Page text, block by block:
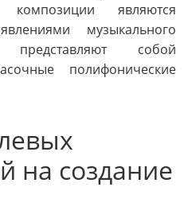
являются
музыкального
представляют собой
полифонические
на создание